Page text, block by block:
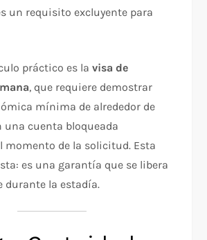
un requisito excluyente para
práctico es lavisa de
, que requiere demostrar
mínima de alrededor de
una cuenta bloqueada
momento de la solicitud. Esta
es una garantía que se libera
durante la estadía.